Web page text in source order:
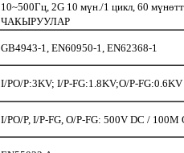
10~500Гц, 2G 10 мүн./1 цикл, 60
ЧАКЫРУУЛАР
GB4943-1, EN60950-1, EN62368-1
I/PO/P:3KV; I/P-FG:1.8KV;O/P-
I/PO/P, I/P-FG, O/P-FG: 500V DC / 100M